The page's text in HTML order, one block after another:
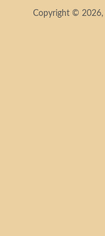
Copyright © 2026,